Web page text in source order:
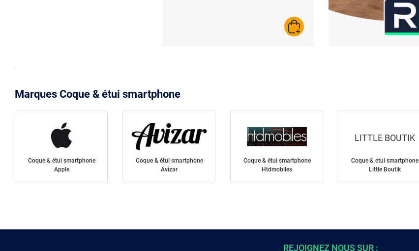
AJOUTER AU PANIER
Marques Coque & étui smartphone
Coque & étui smartphone
Apple
Coque & étui smartphone
Avizar
Coque & étui smartphone
Htdmobiles
LITTLE BOUTIK
Coque & étui smartphone
Little Boutik
REJOIGNEZ NOUS SUR :